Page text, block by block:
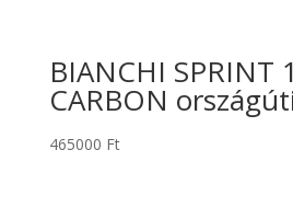
BIANCHI SPRINT
CARBON
465000 Ft